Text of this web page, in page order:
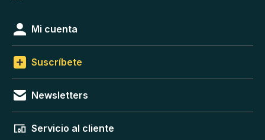
Mi cuenta
Suscríbete
Newsletters
Servicio al cliente